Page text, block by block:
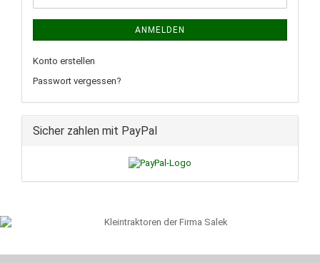
ANMELDEN
Konto erstellen
Passwort vergessen?
Sicher zahlen mit PayPal